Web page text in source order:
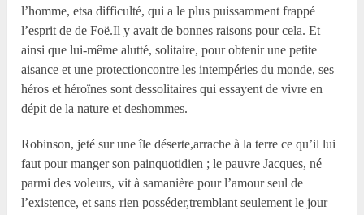
l’homme, etsa difficulté, qui a le plus puissamment frappé
l’esprit de de Foë.Il y avait de bonnes raisons pour cela. Et
ainsi que lui-même alutté, solitaire, pour obtenir une petite
aisance et une protectioncontre les intempéries du monde, ses
héros et héroïnes sont dessolitaires qui essayent de vivre en
dépit de la nature et deshommes.
Robinson, jeté sur une île déserte,arrache à la terre ce qu’il lui
faut pour manger son painquotidien ; le pauvre Jacques, né
parmi des voleurs, vit à samanière pour l’amour seul de
l’existence, et sans rien posséder,tremblant seulement le jour